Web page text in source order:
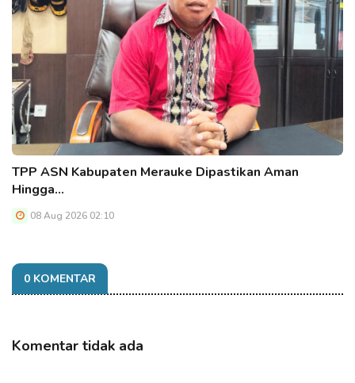
TPP ASN Kabupaten Merauke Dipastikan Aman
Hingga…
08 Aug 2026 02:10
0 KOMENTAR
Komentar tidak ada